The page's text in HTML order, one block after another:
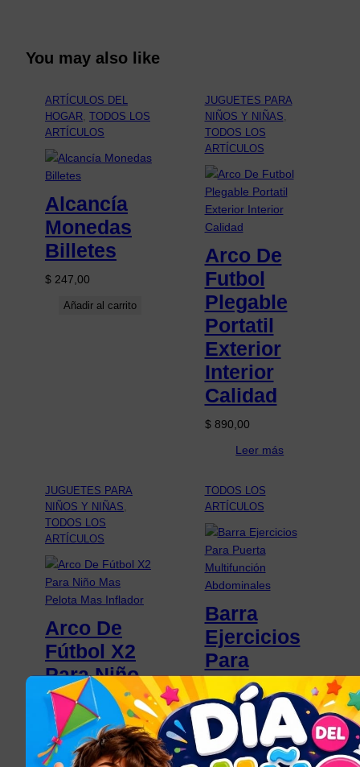
You may also like
ARTÍCULOS DEL
HOGAR, TODOS LOS
ARTÍCULOS
Alcancía
Monedas
Billetes
$ 247,00
Añadir al carrito
JUGUETES PARA
NIÑOS Y NIÑAS
TODOS LOS
ARTÍCULOS
Arco De
Futbol
Plegable
Portatil
Exterior
Interior
Calidad
$890,00
Leer más
JUGUETES PARA
NIÑOS Y NIÑAS
TODOS LOS
ARTÍCULOS
Arco De
Fútbol X2
Para Niño
Mas Pelota
Mas
Inflador
TODOS LOS
ARTÍCULOS
Barra
Ejercicios
Para
Puerta
Multifunció
n
Abdominal